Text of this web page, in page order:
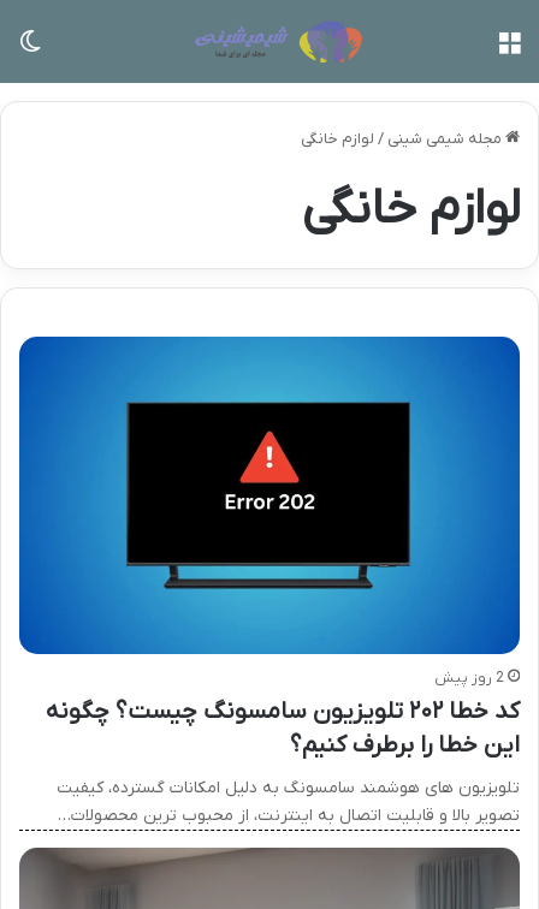
مجله شیمی شینی / لوازم خانگی
لوازم خانگی
2 روز پیش
کد خطا ۲۰۲ تلویزیون سامسونگ چیست؟ چگونه
این خطا را برطرف کنیم؟
تلویزیون های هوشمند سامسونگ به دلیل امکانات گسترده، کیفیت
تصویر بالا و قابلیت اتصال به اینترنت، از محبوب ترین محصولات…